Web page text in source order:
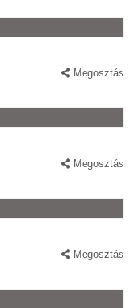
Megosztás
Megosztás
Megosztás